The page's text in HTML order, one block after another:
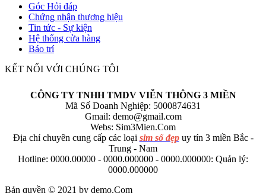
Góc Hỏi đáp
Chứng nhận thương hiệu
Tin tức - Sự kiện
Hệ thống cửa hàng
Báo trí
KẾT NỐI VỚI CHÚNG TÔI
CÔNG TY TNHH TMDV VIỄN THÔNG 3 MIỀN
Mã Số Doanh Nghiệp: 5000874631
Gmail: demo@gmail.com
Webs: Sim3Mien.Com
Địa chỉ chuyên cung cấp các loại sim số đẹpuy tín 3 miền Bắc -
Trung - Nam
Hotline: 0000.00000 - 0000.000000 - 0000.000000: Quản lý:
0000.000000
Bản quyền © 2021 by demo.Com